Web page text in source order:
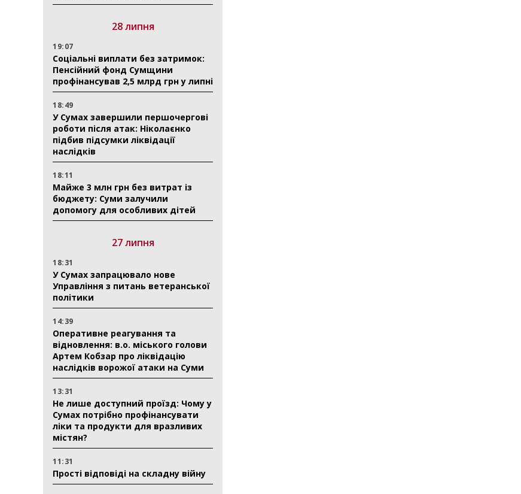
28 липня
19:07
Соціальні виплати без затримок:
Пенсійний фонд Сумщини
профінансував 2,5 млрд грн у липні
18:49
У Сумах завершили першочергові
роботи після атак: Ніколаєнко
підбив підсумки ліквідації
наслідків
18:11
Майже 3 млн грн без витрат із
бюджету: Суми залучили
допомогу для особливих дітей
27 липня
18:31
У Сумах запрацювало нове
Управління з питань ветеранської
політики
14:39
Оперативне реагування та
відновлення: в.о. міського голови
Артем Кобзар про ліквідацію
наслідків ворожої атаки на Суми
13:31
Не лише доступний проїзд: Чому у
Сумах потрібно профінансувати
ліки та продукти для вразливих
містян?
11:31
Прості відповіді на складну війну